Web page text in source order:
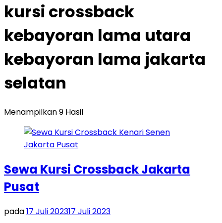
kursi crossback
kebayoran lama utara
kebayoran lama jakarta
selatan
Menampilkan 9 Hasil
Sewa Kursi Crossback Jakarta
Pusat
pada17 Juli 202317 Juli 2023